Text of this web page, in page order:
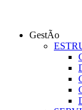
GestÃo